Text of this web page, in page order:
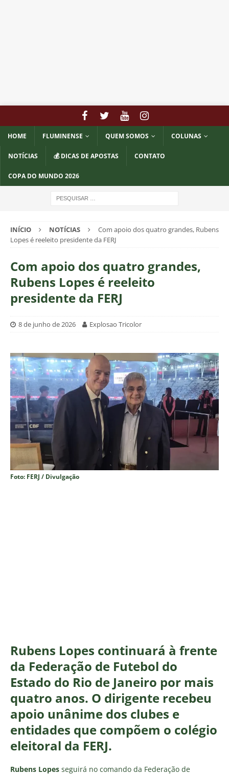
HOME FLUMINENSE QUEM SOMOS COLUNAS
NOTÍCIAS 💰 DICAS DE APOSTAS CONTATO
COPA DO MUNDO 2026
INÍCIO NOTÍCIAS
Com apoio dos quatro grandes, Rubens
Lopes é reeleito presidente da FERJ
Com apoio dos quatro grandes,
Rubens Lopes é reeleito
presidente da FERJ
8 de junho de 2026 Explosao Tricolor
Foto: FERJ / Divulgação
Rubens Lopes continuará à frente
da Federação de Futebol do
Estado do Rio de Janeiro por mais
quatro anos. O dirigente recebeu
apoio unânime dos clubes e
entidades que compõem o colégio
eleitoral da FERJ.
Rubens Lopes seguirá no comando da Federação de